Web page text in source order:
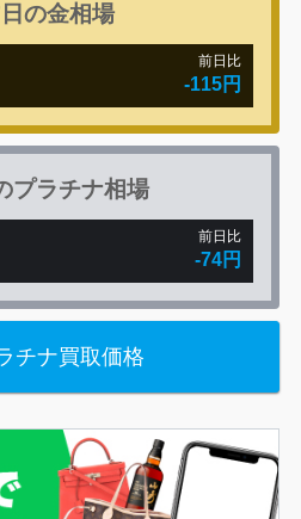
の金相場
前日比
-115円
プラチナ相場
前日比
-74円
チナ買取価格